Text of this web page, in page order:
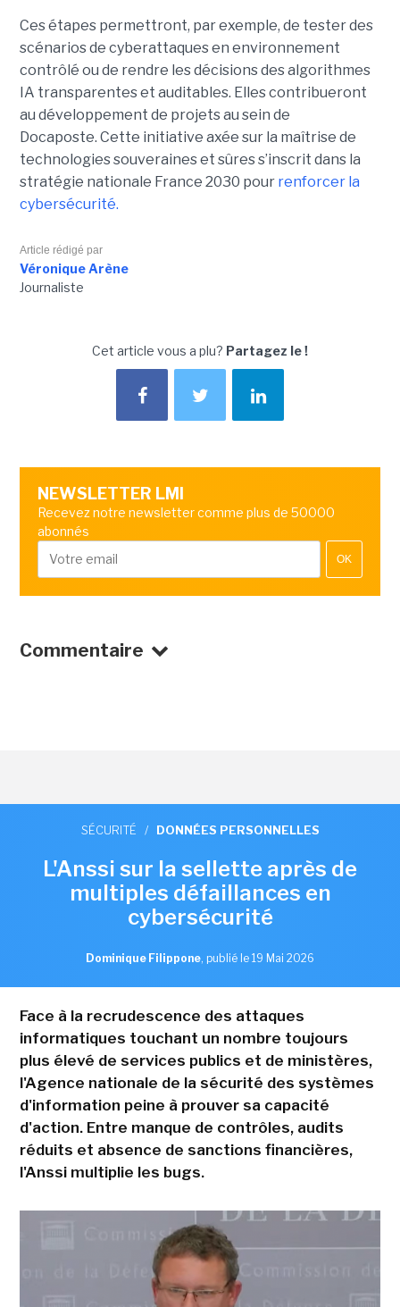
Ces étapes permettront, par exemple, de tester des
scénarios de cyberattaques en environnement
contrôlé ou de rendre les décisions des algorithmes
IA transparentes et auditables. Elles contribueront
au développement de projets au sein de
Docaposte. Cette initiative axée sur la maîtrise de
technologies souveraines et sûres s’inscrit dans la
stratégie nationale France 2030 pour renforcer la
cybersécurité.
Article rédigé par
Véronique Arène
Journaliste
Cet article vous a plu? Partagez le !
NEWSLETTER LMI
Recevez notre newsletter comme plus de 50000
abonnés
OK
Commentaire
SÉCURITÉ / DONNÉES PERSONNELLES
L'Anssi sur la sellette après de
multiples défaillances en
cybersécurité
Dominique Filippone, publié le 19 Mai 2026
Face à la recrudescence des attaques
informatiques touchant un nombre toujours
plus élevé de services publics et de ministères,
l'Agence nationale de la sécurité des systèmes
d'information peine à prouver sa capacité
d'action. Entre manque de contrôles, audits
réduits et absence de sanctions financières,
l'Anssi multiplie les bugs.